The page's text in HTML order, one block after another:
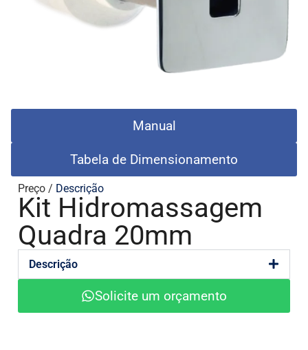
Manual
Tabela de Dimensionamento
Preço / Descrição
Kit Hidromassagem
Quadra 20mm
Descrição
Solicite um orçamento